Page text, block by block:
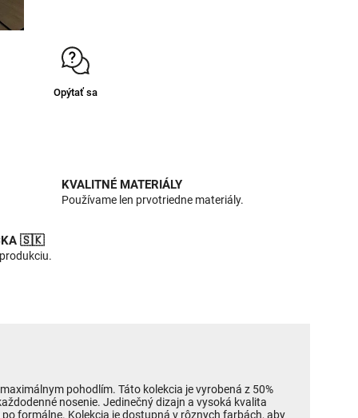
Opýtať sa
KVALITNÉ MATERIÁLY
Používame len prvotriedne materiály.
🇸🇰
pohodlím. Táto kolekcia je vyrobená z 50%
nosenie. Jedinečný dizajn a vysoká kvalita
formálne. Kolekcia je dostupná v rôznych farbách, aby